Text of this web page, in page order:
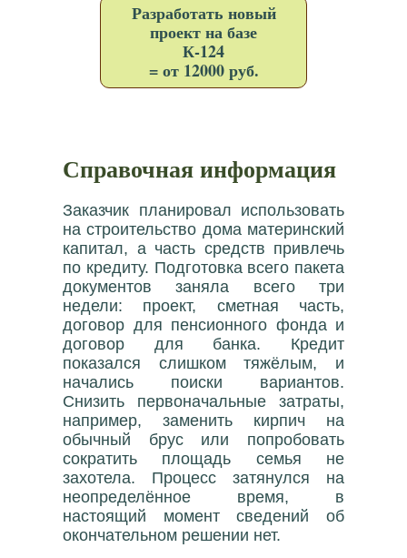
Разработать новый
проект на базе
К-124
= от 12000 руб.
Справочная информация
Заказчик планировал использовать
на строительство дома материнский
капитал, а часть средств привлечь
по кредиту. Подготовка всего пакета
документов заняла всего три
недели: проект, сметная часть,
договор для пенсионного фонда и
договор для банка. Кредит
показался слишком тяжёлым, и
начались поиски вариантов.
Снизить первоначальные затраты,
например, заменить кирпич на
обычный брус или попробовать
сократить площадь семья не
захотела. Процесс затянулся на
неопределённое время, в
настоящий момент сведений об
окончательном решении нет.